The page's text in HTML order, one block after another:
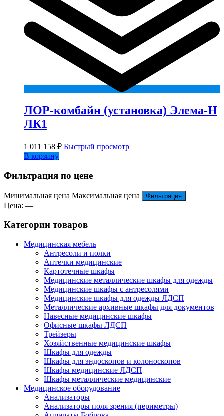
ЛОР-комбайн (установка) Элема-Н
ЛК1
1 011 158 ₽ Быстрый просмотр
В корзину
Фильтрация по цене
Минимальная цена Максимальная цена Фильтрация
Цена: —
Категории товаров
Медицинская мебель
Антресоли и полки
Аптечки медицинские
Картотечные шкафы
Медицинские металлические шкафы для одежды
Медицинские шкафы c антресолями
Медицинские шкафы для одежды ЛДСП
Металлические архивные шкафы для документов
Навесные медицинские шкафы
Офисные шкафы ЛДСП
Трейзеры
Хозяйственные медицинские шкафы
Шкафы для одежды
Шкафы для эндоскопов и колоноскопов
Шкафы медицинские ЛДСП
Шкафы металлические медицинские
Медицинское оборудование
Анализаторы
Анализаторы поля зрения (периметры)